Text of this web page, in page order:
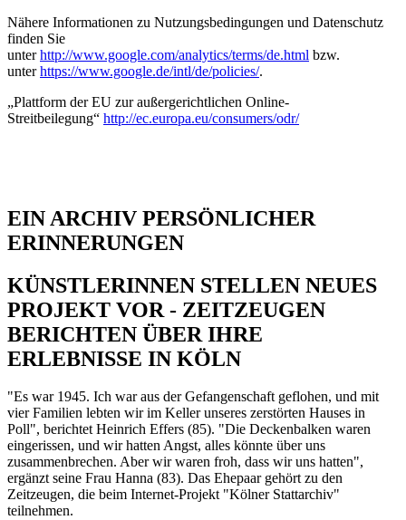
Nähere Informationen zu Nutzungsbedingungen und Datenschutz
finden Sie
unterhttp://www.google.com/analytics/terms/de.html bzw.
unterhttps://www.google.de/intl/de/policies/.
„Plattform der EU zur außergerichtlichen Online-
Streitbeilegung“ http://ec.europa.eu/consumers/odr/
EIN ARCHIV PERSÖNLICHER
ERINNERUNGEN
KÜNSTLERINNEN STELLEN NEUES
PROJEKT VOR - ZEITZEUGEN
BERICHTEN ÜBER IHRE
ERLEBNISSE IN KÖLN
"Es war 1945. Ich war aus der Gefangenschaft geflohen, und mit
vier Familien lebten wir im Keller unseres zerstörten Hauses in
Poll", berichtet Heinrich Effers (85). "Die Deckenbalken waren
eingerissen, und wir hatten Angst, alles könnte über uns
zusammenbrechen. Aber wir waren froh, dass wir uns hatten",
ergänzt seine Frau Hanna (83). Das Ehepaar gehört zu den
Zeitzeugen, die beim Internet-Projekt "Kölner Stattarchiv"
teilnehmen.